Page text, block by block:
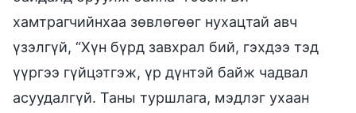
хамтрагчийнхаа зөвлөгөөг нухацтай авч
үзэлгүй, “Хүн бүрд завхрал бий, гэхдээ тэд
үүргээ гүйцэтгэж, үр дүнтэй байж чадвал
асуудалгүй. Таны туршлага, мэдлэг ухаан